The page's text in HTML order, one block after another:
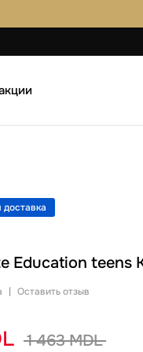
доставка
Education teens
| Оставить отзыв
1 463 MDL